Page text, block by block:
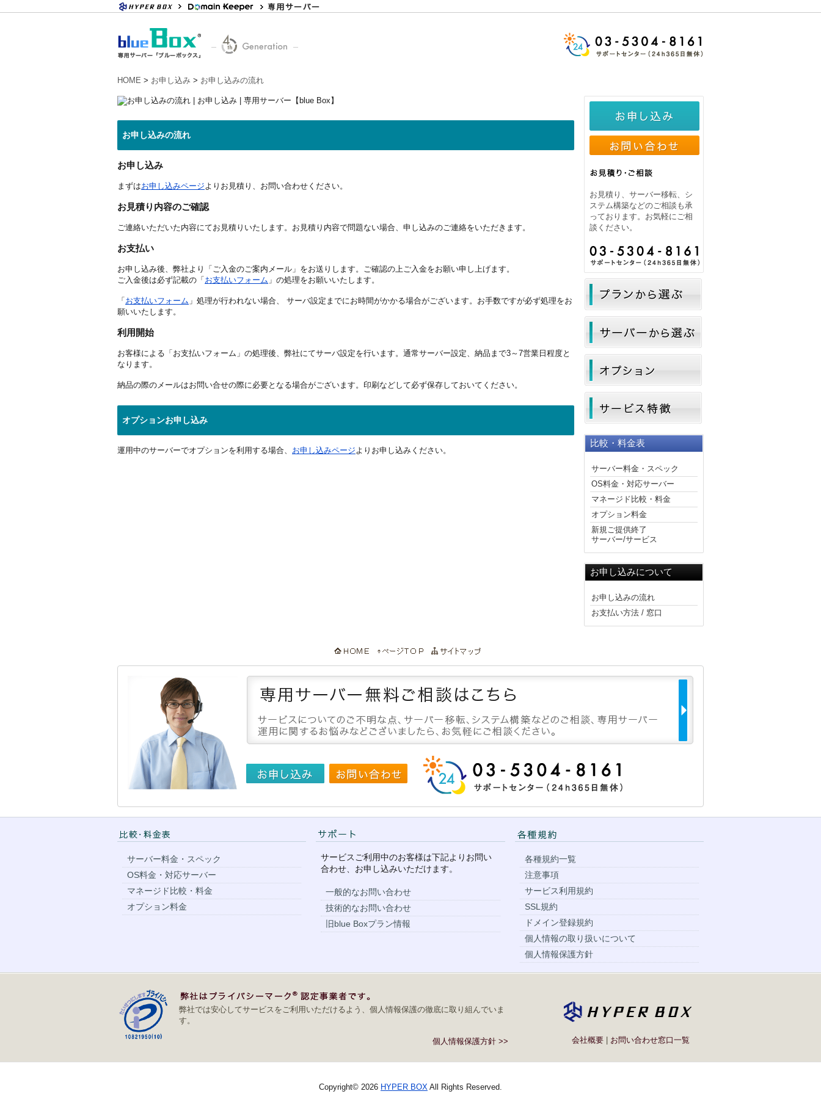
HOME > お申し込み > お申し込みの流れ
お申し込みの流れ
お申し込み
まずはお申し込みページよりお見積り、お問い合わせください。
お見積り内容のご確認
ご連絡いただいた内容にてお見積りいたします。お見積り内容で問題ない場合、申し込みのご連絡をいただきます。
お支払い
お申し込み後、弊社より「ご入金のご案内メール」をお送りします。ご確認の上ご入金をお願い申し上げます。
ご入金後は必ず記載の「 お支払いフォーム 」の処理をお願いいたします。
「 お支払いフォーム 」処理が行われない場合、 サーバ設定までにお時間がかかる場合がございます。お手数ですが必ず処理をお
願いいたします。
利用開始
お客様による「お支払いフォーム」の処理後、弊社にてサーバ設定を行います。 通常サーバー設定、納品まで3～7営業日程度と
なります。
納品の際のメールはお問い合せの際に必要となる場合がございます。印刷などして必ず保存しておいてください。
オプションお申し込み
運用中のサーバーでオプションを利用する場合、 お申し込みページよりお申し込みください。
お見積り、サーバー移転、シ
ステム構築などのご相談も承
っております。お気軽にご相
談ください。
比較・料金表
サーバー料金・スペック
OS料金・対応サーバー
マネージド比較・料金
オプション料金
新規ご提供終了
サーバー/サービス
お申し込みについて
お申し込みの流れ
お支払い方法 / 窓口
サーバー料金・スペック
OS料金・対応サーバー
マネージド比較・料金
オプション料金
サービスご利用中のお客様は下記よりお問い
合わせ、お申し込みいただけます。
一般的なお問い合わせ
技術的なお問い合わせ
旧blue Boxプラン情報
各種規約一覧
注意事項
サービス利用規約
SSL規約
ドメイン登録規約
個人情報の取り扱いについて
個人情報保護方針
弊社では安心してサービスをご利用いただけるよう、個人情報保護の徹底に取り組んでいま
す。
個人情報保護方針 >> 会社概要| お問い合わせ窓口一覧
Copyright© 2026 HYPER BOX All Rights Reserved.